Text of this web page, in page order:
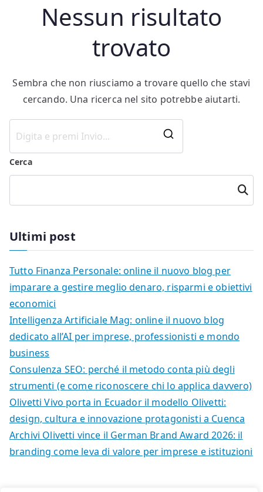
Nessun risultato
trovato
Sembra che non riusciamo a trovare quello che stavi
cercando. Una ricerca nel sito potrebbe aiutarti.
Cerca
Cerca
Ultimi post
Tutto Finanza Personale: online il nuovo blog per
imparare a gestire meglio denaro, risparmi e obiettivi
economici
Intelligenza Artificiale Mag: online il nuovo blog
dedicato all’AI per imprese, professionisti e mondo
business
Consulenza SEO: perché il metodo conta più degli
strumenti (e come riconoscere chi lo applica davvero)
Olivetti Vivo porta in Ecuador il modello Olivetti:
design, cultura e innovazione protagonisti a Cuenca
Archivi Olivetti vince il German Brand Award 2026: il
branding come leva di valore per imprese e istituzioni